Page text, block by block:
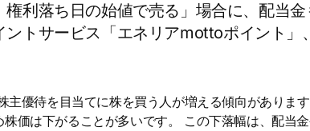
利落ち日の始値で売る」場合に、配当
トサービス「エネリアmottoポイント
優待を目当てに株を買う人が増える傾向がありま
価は下がることが多いです。 この下落幅は、配当